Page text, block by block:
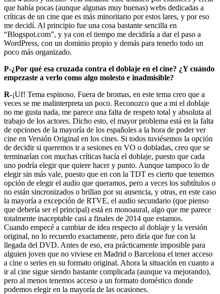
que había pocas (aunque algunas muy buenas) webs dedicadas a
críticas de un cine que es más minoritario por estos lares, y por eso
me decidí. Al principio fue una cosa bastante sencilla en
“Blogspot.com”, y ya con el tiempo me decidiría a dar el paso a
WordPress, con un dominio propio y demás para tenerlo todo un
poco más organizado.
P-¿Por qué esa cruzada contra el doblaje en el cine? ¿Y cuándo
empezaste a verlo como algo molesto e inadmisible?
R-¡Uf! Tema espinoso. Fuera de bromas, en este tema creo que a
veces se me malinterpreta un poco. Reconozco que a mi el doblaje
no me gusta nada, me parece una falta de respeto total y absoluta al
trabajo de los actores. Dicho esto, el mayor problema está en la falta
de opciones de la mayoría de los españoles a la hora de poder ver
cine en Versión Original en los cines. Si todos tuviésemos la opción
de decidir si queremos ir a sesiones en VO o dobladas, creo que se
terminarían con muchas críticas hacía el doblaje, puesto que cada
uno podría elegir que quiere hacer y punto. Aunque tampoco lo de
elegir sin más vale, puesto que en con la TDT es cierto que tenemos
opción de elegir el audio que queramos, pero a veces los subtítulos o
no están sincronizados o brillan por su ausencia, y otras, en este caso
la mayoría a excepción de RTVE, el audio secundario (que pienso
que debería ser el principal) está en monoaural, algo que me parece
totalmente inaceptable casi a finales de 2014 que estamos.
Cuando empecé a cambiar de idea respecto al doblaje y la versión
original, no lo recuerdo exactamente, pero diría que fue con la
llegada del DVD. Antes de eso, era prácticamente imposible para
alguien joven que no viviese en Madrid o Barcelona el tener acceso
a cine o series en su formato original. Ahora la situación en cuanto a
ir al cine sigue siendo bastante complicada (aunque va mejorando),
pero al menos tenemos acceso a un formato doméstico donde
podemos elegir en la mayoría de las ocasiones.